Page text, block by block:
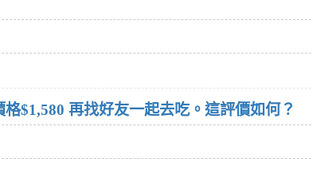
$1,580 再找好友一起去吃。這評價如何？